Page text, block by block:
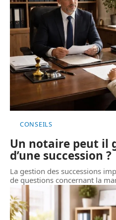
CONSEILS
Un notaire peut il
d’une succession ?
La gestion des successions
de questions concernant la